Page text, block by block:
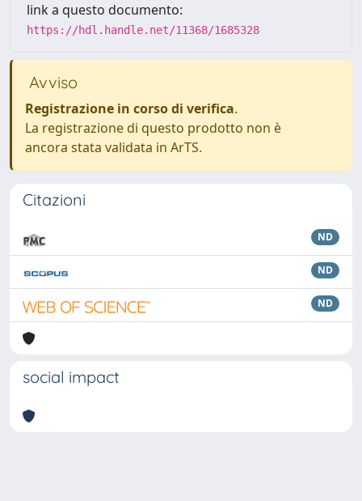
link a questo documento:
https://hdl.handle.net/11368/1685328
Avviso
Registrazione in corso di verifica.
La registrazione di questo prodotto non è
ancora stata validata in ArTS.
Citazioni
ND
ND
ND
social impact